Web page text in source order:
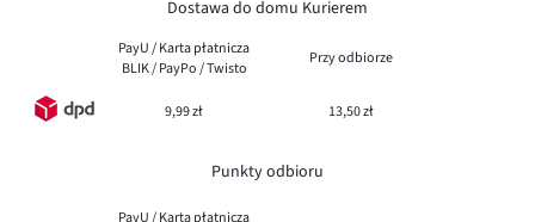
Dostawa do domu Kurierem
PayU / Karta płatnicza
BLIK / PayPo / Twisto
Przy odbiorze
9,99 zł 13,50 zł
Punkty odbioru